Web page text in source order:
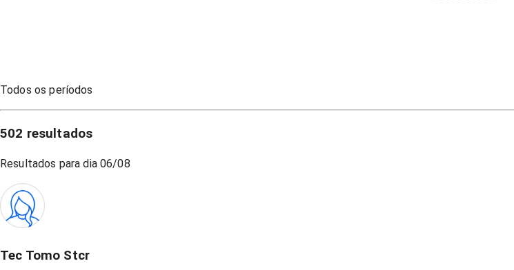
Todos os períodos
502 resultados
Resultados para dia 06/08
Tec Tomo Stcr